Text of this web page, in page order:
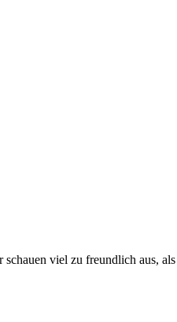
viel zu freundlich aus,